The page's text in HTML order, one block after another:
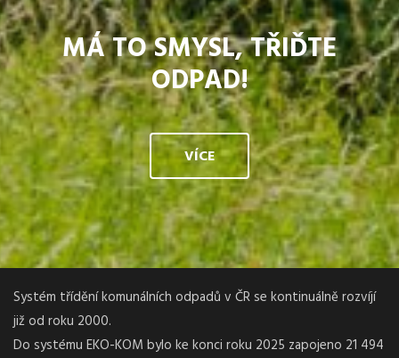
MÁ TO SMYSL, TŘIĎTE
ODPAD!
VÍCE
Systém třídění komunálních odpadů v ČR se kontinuálně rozvíjí
již od roku 2000.
Do systému EKO-KOM bylo ke konci roku 2025 zapojeno 21 494